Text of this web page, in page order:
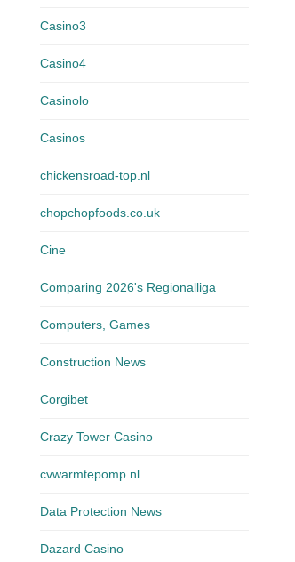
Casino3
Casino4
Casinolo
Casinos
chickensroad-top.nl
chopchopfoods.co.uk
Cine
Comparing 2026's Regionalliga
Computers, Games
Construction News
Corgibet
Crazy Tower Сasino
cvwarmtepomp.nl
Data Protection News
Dazard Casino